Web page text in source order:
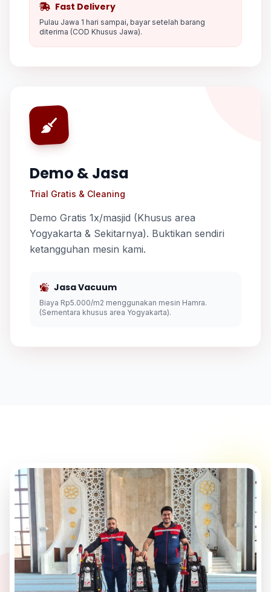
Fast Delivery
Pulau Jawa 1 hari sampai, bayar setelah barang
diterima (COD Khusus Jawa).
Demo & Jasa
Trial Gratis & Cleaning
Demo Gratis 1x/masjid (Khusus area
Yogyakarta & Sekitarnya). Buktikan sendiri
ketangguhan mesin kami.
Jasa Vacuum
Biaya Rp5.000/m2 menggunakan mesin Hamra.
(Sementara khusus area Yogyakarta).